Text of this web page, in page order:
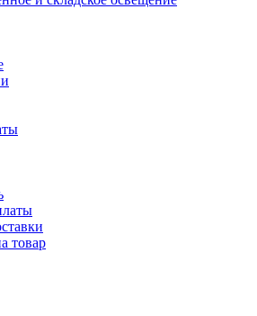
товар